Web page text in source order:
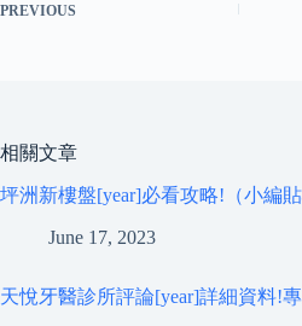
PREVIOUS
相關文章
坪洲新樓盤[year]必看攻略!（小編貼
June 17, 2023
天悅牙醫診所評論[year]詳細資料!